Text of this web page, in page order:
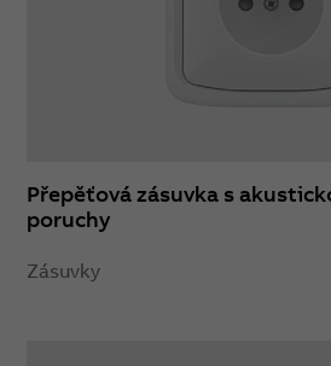
Přepěťová zásuvka s
poruchy
Zásuvky